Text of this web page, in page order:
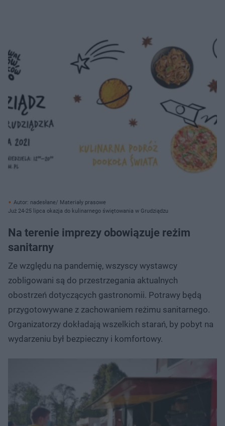
Autor: nadesłane/ Materiały prasowe
Już 24-25 lipca okazja do kulinarnego świętowania w Grudziądzu
Na terenie imprezy obowiązuje reżim
sanitarny
Ze względu na pandemię, wszyscy wystawcy
zobligowani są do przestrzegania aktualnych
obostrzeń dotyczących gastronomii. Potrawy będą
przygotowywane z zachowaniem reżimu sanitarnego.
Organizatorzy dokładają wszelkich starań, by pobyt na
wydarzeniu był bezpieczny i komfortowy.